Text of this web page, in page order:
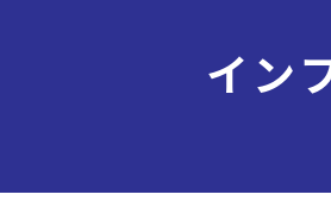
イン